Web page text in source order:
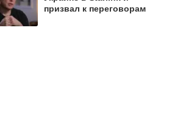
призвал к переговорам